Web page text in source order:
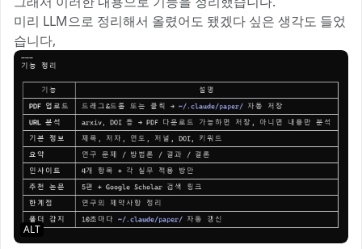
미리 LLM으로 정리해서 올렸어도 됐겠다 싶은 생각도 들었
습니다,
ALT